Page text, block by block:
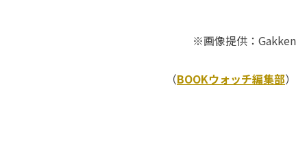
※画像提供：Gakken
（BOOKウォッチ編集部）